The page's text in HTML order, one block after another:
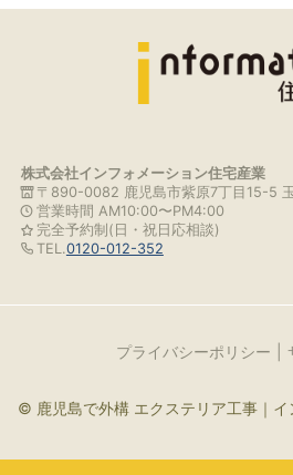
株式会社インフォメーション住宅産業
〒890-0082 鹿児島市紫原7丁目15-5
営業時間 AM10:00〜PM4:00
完全予約制(日・祝日応相談)
TEL.0120-012-352
プライバシーポリシー
© 鹿児島で外構 エクステリア工事｜